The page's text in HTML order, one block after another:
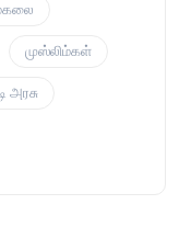
முஸ்லிம்கள்
அரசு